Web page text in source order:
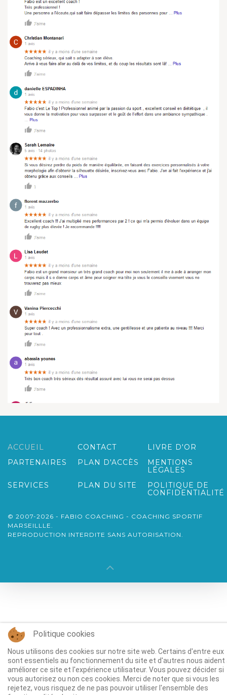
ACCUEIL CONTACT
LIVRE D'OR
PARTENAIRES
PLAN D'ACCÈS
MENTIONS
LÉGALES
SERVICES
PLAN DU SITE
POLITIQUE DE
CONFIDENTIALITÉ
© 2007-2026 - FABIO COACHING - COACHING SPORTIF
MARSEILLLE.
REPRODUCTION INTERDITE SANS AUTORISATION.
Politique cookies
Nous utilisons des cookies sur notre site web. Certains d'entre eux
sont essentiels au fonctionnement du site et d'autres nous aident
améliorer ce site et l'expérience utilisateur. Vous pouvez décider si
vous autorisez ou non ces cookies. Merci de noter que si vous les
rejetez, vous risquez de ne pas pouvoir utiliser l'ensemble des